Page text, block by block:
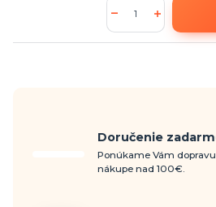
Doručenie
Ponúkame Vám
nákupe nad 100€.